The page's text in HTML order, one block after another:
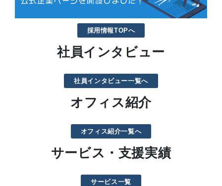
採用情報TOPへ
社員インタビュー
社員インタビュー一覧へ
オフィス紹介
オフィス紹介一覧へ
サービス・支援実績
サービス一覧